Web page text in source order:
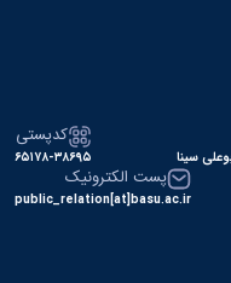
سینا
کدپستی
۶۵۱۷۸-۳۸۶۹۵
پست الکترونیک
public_relation[at]basu.ac.ir